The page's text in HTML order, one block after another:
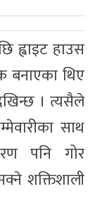
ह्वाइट हाउस
बनाएका थिए
। त्यसैले
साथ
पनि गोर
शक्तिशाली